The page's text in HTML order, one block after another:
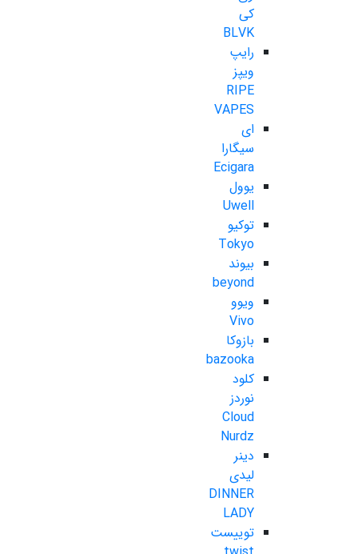
کی
BLVK
رایپ
ویپز
RIPE
VAPES
ای
سیگارا
Ecigara
یوول
Uwell
توکیو
Tokyo
بیوند
beyond
ویوو
Vivo
بازوکا
bazooka
کلود
نوردز
Cloud
Nurdz
دینر
لیدی
DINNER
LADY
توییست